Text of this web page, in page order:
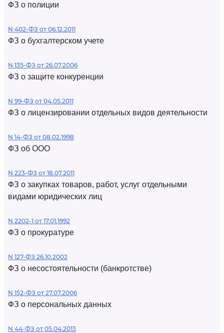
ФЗ о полиции
N 402-ФЗ от 06.12.2011
ФЗ о бухгалтерском учете
N 135-ФЗ от 26.07.2006
ФЗ о защите конкуренции
N 99-ФЗ от 04.05.2011
ФЗ о лицензировании отдельных видов деятельности
N 14-ФЗ от 08.02.1998
ФЗ об ООО
N 223-ФЗ от 18.07.2011
ФЗ о закупках товаров, работ, услуг отдельными
видами юридических лиц
N 2202-1 от 17.01.1992
ФЗ о прокуратуре
N 127-ФЗ 26.10.2002
ФЗ о несостоятельности (банкротстве)
N 152-ФЗ от 27.07.2006
ФЗ о персональных данных
N 44-ФЗ от 05.04.2013